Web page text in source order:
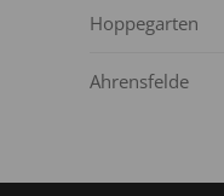
Hoppegarten
Ahrensfelde